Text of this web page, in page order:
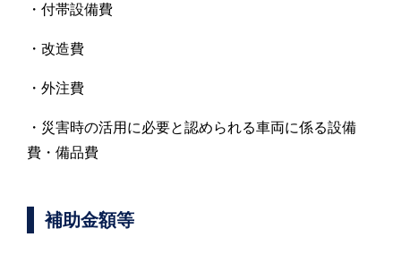
・付帯設備費
・改造費
・外注費
・災害時の活用に必要と認められる車両に係る設備
費・備品費
補助金額等